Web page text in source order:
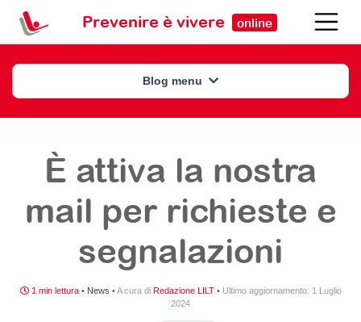
Prevenire è vivere online
Blog menu
È attiva la nostra
mail per richieste e
segnalazioni
1 min lettura • News • A cura di Redazione LILT • Ultimo aggiornamento: 1 Luglio
2024